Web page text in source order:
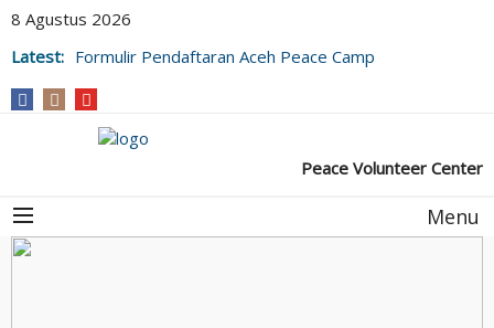
8 Agustus 2026
Latest: Formulir Pendaftaran Aceh Peace Camp
Peace Volunteer Center
Menu